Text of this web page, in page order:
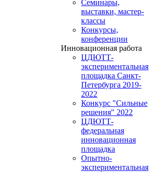
Семинары,
выставки, мастер-
классы
Конкурсы,
конференции
Инновационная работа
ЦДЮТТ-
экспериментальная
площадка Санкт-
Петербурга 2019-
2022
Конкурс "Сильные
решения" 2022
ЦДЮТТ-
федеральная
инновационная
площадка
Опытно-
экспериментальная